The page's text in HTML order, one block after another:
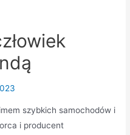
szybkich samochodów i
i producent